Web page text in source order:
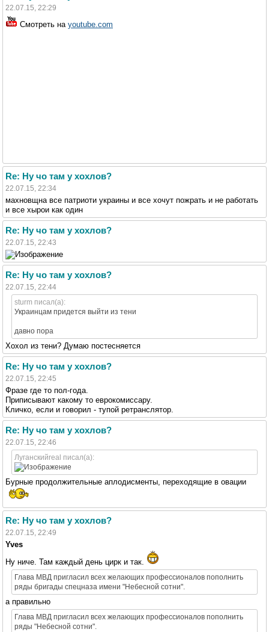
22.07.15, 22:29
Смотреть на youtube.com
Re: Ну чо там у хохлов?
22.07.15, 22:34
махновщна все патриоти украины и все хочут пожрать и не работать
и все хырои как один
Re: Ну чо там у хохлов?
22.07.15, 22:43
Re: Ну чо там у хохлов?
22.07.15, 22:44
sturm писал(а):
Украинцам придется выйти из тени
давно пора
Хохол из тени? Думаю постесняется
Re: Ну чо там у хохлов?
22.07.15, 22:45
Фразе где то пол-года.
Приписывают какому то еврокомиссару.
Кличко, если и говорил - тупой ретранслятор.
Re: Ну чо там у хохлов?
22.07.15, 22:46
Луганскийreal писал(а):
Бурные продолжительные аплодисменты, переходящие в овации
Re: Ну чо там у хохлов?
22.07.15, 22:49
Yves
Ну ниче. Там каждый день цирк и так.
Глава МВД пригласил всех желающих профессионалов пополнить
ряды бригады спецназа имени "Небесной сотни".
а правильно
Глава МВД пригласил всех желающих профессионалов пополнить
ряды "Небесной сотни".